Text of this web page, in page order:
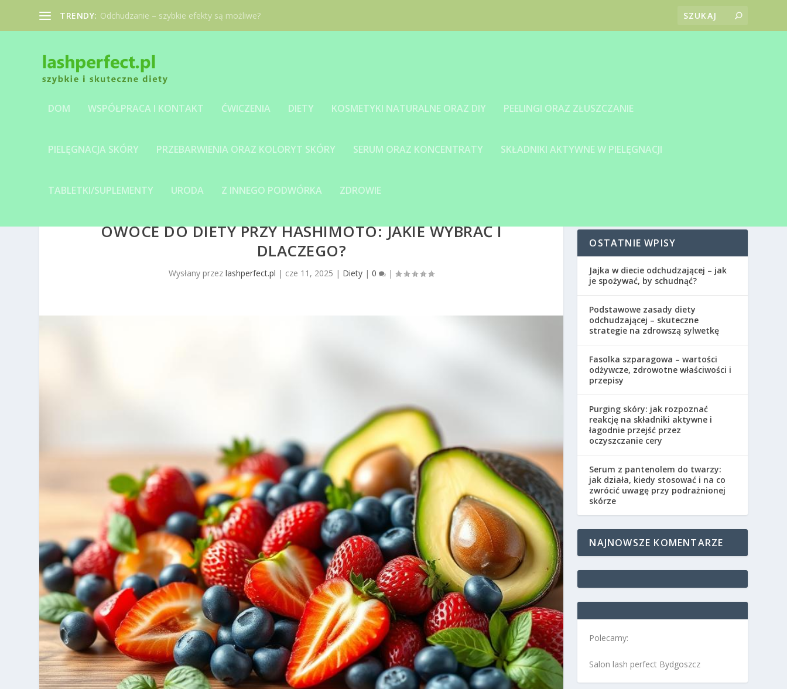
TRENDY: Odchudzanie – szybkie efekty są możliwe?
DOM WSPÓŁPRACA I KONTAKT ĆWICZENIA DIETY KOSMETYKI NATURALNE ORAZ DIY PEELINGI ORAZ ZŁUSZCZANIE
PIELĘGNACJA SKÓRY PRZEBARWIENIA ORAZ KOLORYT SKÓRY SERUM ORAZ KONCENTRATY SKŁADNIKI AKTYWNE W PIELĘGNACJI
TABLETKI/SUPLEMENTY URODA Z INNEGO PODWÓRKA ZDROWIE
OWOCE DO DIETY PRZY HASHIMOTO: JAKIE WYBRAĆ I
DLACZEGO?
Wysłany przezlashperfect.pl | cze 11, 2025 | Diety |0 |
OSTATNIE WPISY
Jajka w diecie odchudzającej – jak
je spożywać, by schudnąć?
Podstawowe zasady diety
odchudzającej – skuteczne
strategie na zdrowszą sylwetkę
Fasolka szparagowa – wartości
odżywcze, zdrowotne właściwości i
przepisy
Purging skóry: jak rozpoznać
reakcję na składniki aktywne i
łagodnie przejść przez
oczyszczanie cery
Serum z pantenolem do twarzy:
jak działa, kiedy stosować i na co
zwrócić uwagę przy podrażnionej
skórze
NAJNOWSZE KOMENTARZE
Polecamy:
Salon lash perfect Bydgoszcz